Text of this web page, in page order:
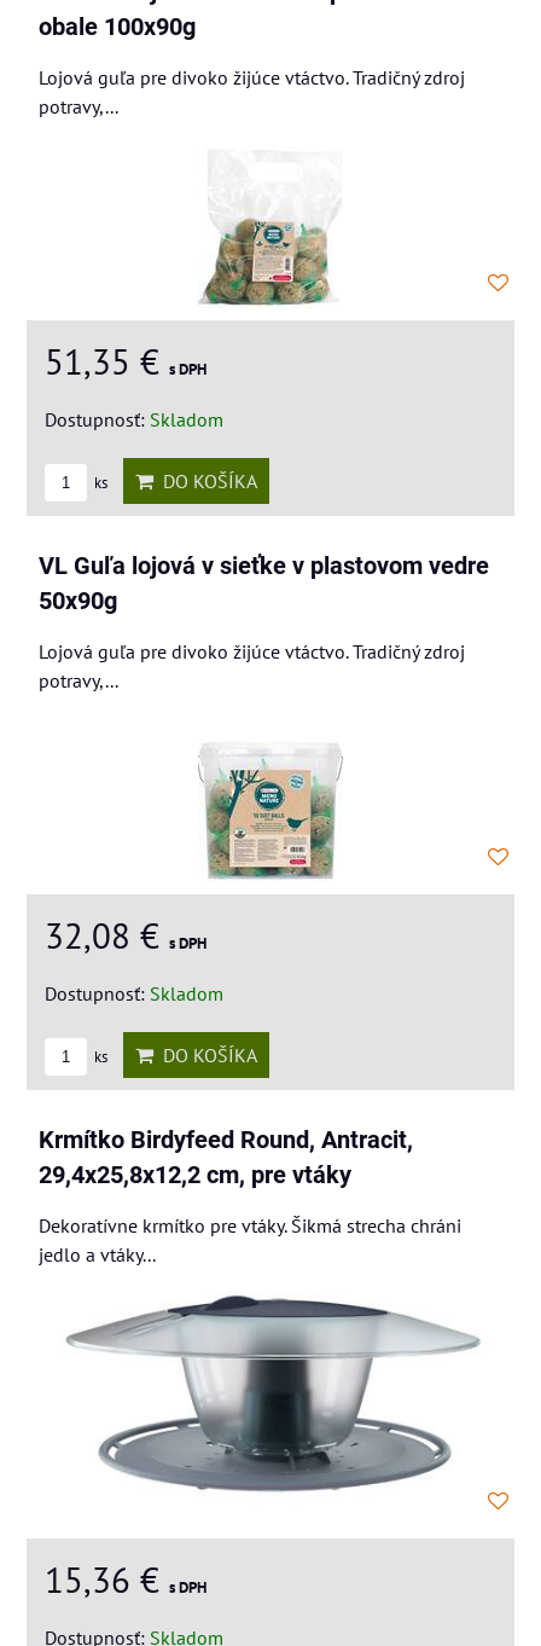
obale 100x90g
Lojová guľa pre divoko žijúce vtáctvo. Tradičný zdroj
potravy,...
51,35 € s DPH
Dostupnosť: Skladom
ks DO KOŠÍKA
VL Guľa lojová v sieťke v plastovom vedre
50x90g
Lojová guľa pre divoko žijúce vtáctvo. Tradičný zdroj
potravy,...
32,08 € s DPH
Dostupnosť: Skladom
ks DO KOŠÍKA
Krmítko Birdyfeed Round, Antracit,
29,4x25,8x12,2 cm, pre vtáky
Dekoratívne krmítko pre vtáky. Šikmá strecha chráni
jedlo a vtáky...
15,36 € s DPH
Dostupnosť: Skladom